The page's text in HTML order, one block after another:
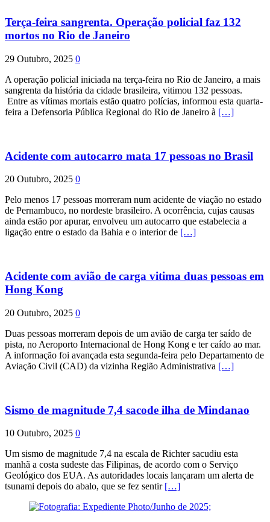
Terça-feira sangrenta. Operação policial faz 132
mortos no Rio de Janeiro
29 Outubro, 2025 0
A operação policial iniciada na terça-feira no Rio de Janeiro, a mais
sangrenta da história da cidade brasileira, vitimou 132 pessoas.
Entre as vítimas mortais estão quatro polícias, informou esta quarta-
feira a Defensoria Pública Regional do Rio de Janeiro à […]
Acidente com autocarro mata 17 pessoas no Brasil
20 Outubro, 2025 0
Pelo menos 17 pessoas morreram num acidente de viação no estado
de Pernambuco, no nordeste brasileiro. A ocorrência, cujas causas
ainda estão por apurar, envolveu um autocarro que estabelecia a
ligação entre o estado da Bahia e o interior de […]
Acidente com avião de carga vitima duas pessoas em
Hong Kong
20 Outubro, 2025 0
Duas pessoas morreram depois de um avião de carga ter saído de
pista, no Aeroporto Internacional de Hong Kong e ter caído ao mar.
A informação foi avançada esta segunda-feira pelo Departamento de
Aviação Civil (CAD) da vizinha Região Administrativa […]
Sismo de magnitude 7,4 sacode ilha de Mindanao
10 Outubro, 2025 0
Um sismo de magnitude 7,4 na escala de Richter sacudiu esta
manhã a costa sudeste das Filipinas, de acordo com o Serviço
Geológico dos EUA. As autoridades locais lançaram um alerta de
tsunami depois do abalo, que se fez sentir […]